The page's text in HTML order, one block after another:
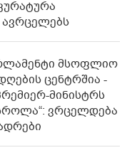
ავრცელებს
მსოფლიო
ცენტრშია -
მინისტრს
ვრცელდება